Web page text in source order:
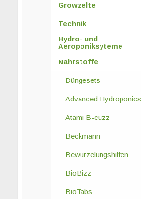
Growzelte
Technik
Hydro- und
Aeroponiksyteme
Nährstoffe
Düngesets
Advanced Hydroponics
Atami B-cuzz
Beckmann
Bewurzelungshilfen
BioBizz
BioTabs